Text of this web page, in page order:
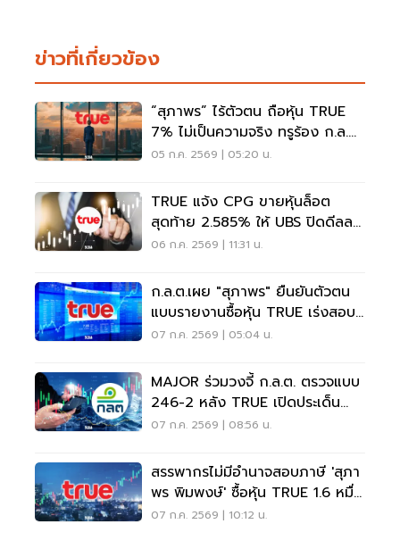
ข่าวที่เกี่ยวข้อง
“สุภาพร” ไร้ตัวตน ถือหุ้น TRUE
7% ไม่เป็นความจริง ทรูร้อง ก.ล.ต.
ตรวจสอบ
05 ก.ค. 2569 | 05:20 น.
TRUE แจ้ง CPG ขายหุ้นล็อต
สุดท้าย 2.585% ให้ UBS ปิดดีลลด
ถือหุ้นรวม 10%
06 ก.ค. 2569 | 11:31 น.
ก.ล.ต.เผย "สุภาพร" ยืนยันตัวตน
แบบรายงานซื้อหุ้น TRUE เร่งสอบ
ข้อมูลเชิงลึก
07 ก.ค. 2569 | 05:04 น.
MAJOR ร่วมวงจี้ ก.ล.ต. ตรวจแบบ
246-2 หลัง TRUE เปิดประเด็น
ข้อมูลถือหุ้นผิดปกติ
07 ก.ค. 2569 | 08:56 น.
สรรพากรไม่มีอำนาจสอบภาษี 'สุภา
พร พิมพงษ์' ซื้อหุ้น TRUE 1.6 หมื่น
ล้าน
07 ก.ค. 2569 | 10:12 น.